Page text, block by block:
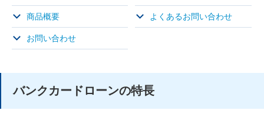
商品概要 よくあるお問い合わせ
お問い合わせ
バンクカードローンの特長